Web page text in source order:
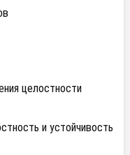
целостности
и устойчивость